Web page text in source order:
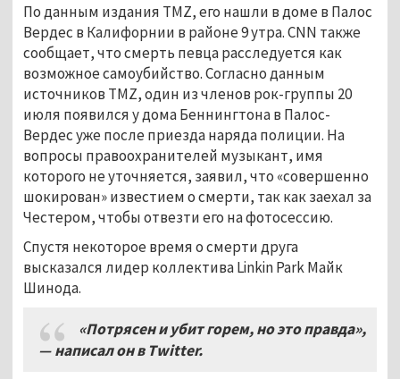
По данным издания TMZ, его нашли в доме в Палос
Вердес в Калифорнии в районе 9 утра. CNN также
сообщает, что смерть певца расследуется как
возможное самоубийство. Согласно данным
источников TMZ, один из членов рок-группы 20
июля появился у дома Беннингтона в Палос-
Вердес уже после приезда наряда полиции. На
вопросы правоохранителей музыкант, имя
которого не уточняется, заявил, что «совершенно
шокирован» известием о смерти, так как заехал за
Честером, чтобы отвезти его на фотосессию.
Спустя некоторое время о смерти друга
высказался лидер коллектива Linkin Park Майк
Шинода.
«Потрясен и убит горем, но это правда»,
—написал он в Twitter.